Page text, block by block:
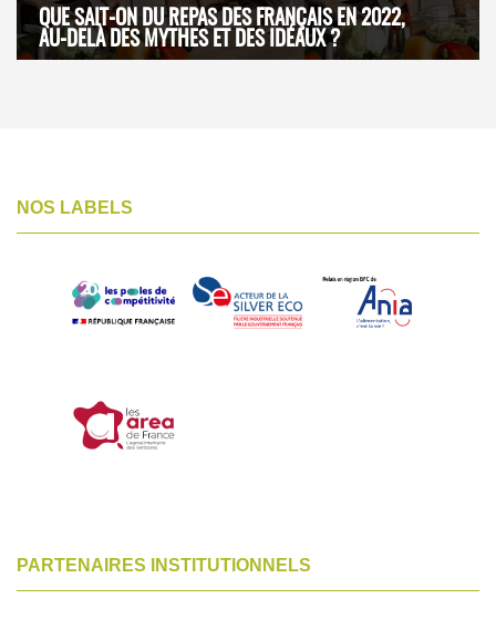
QUE SAIT-ON DU REPAS DES FRANÇAIS EN 2022,
AU-DELÀ DES MYTHES ET DES IDÉAUX ?
NOS LABELS
PARTENAIRES INSTITUTIONNELS